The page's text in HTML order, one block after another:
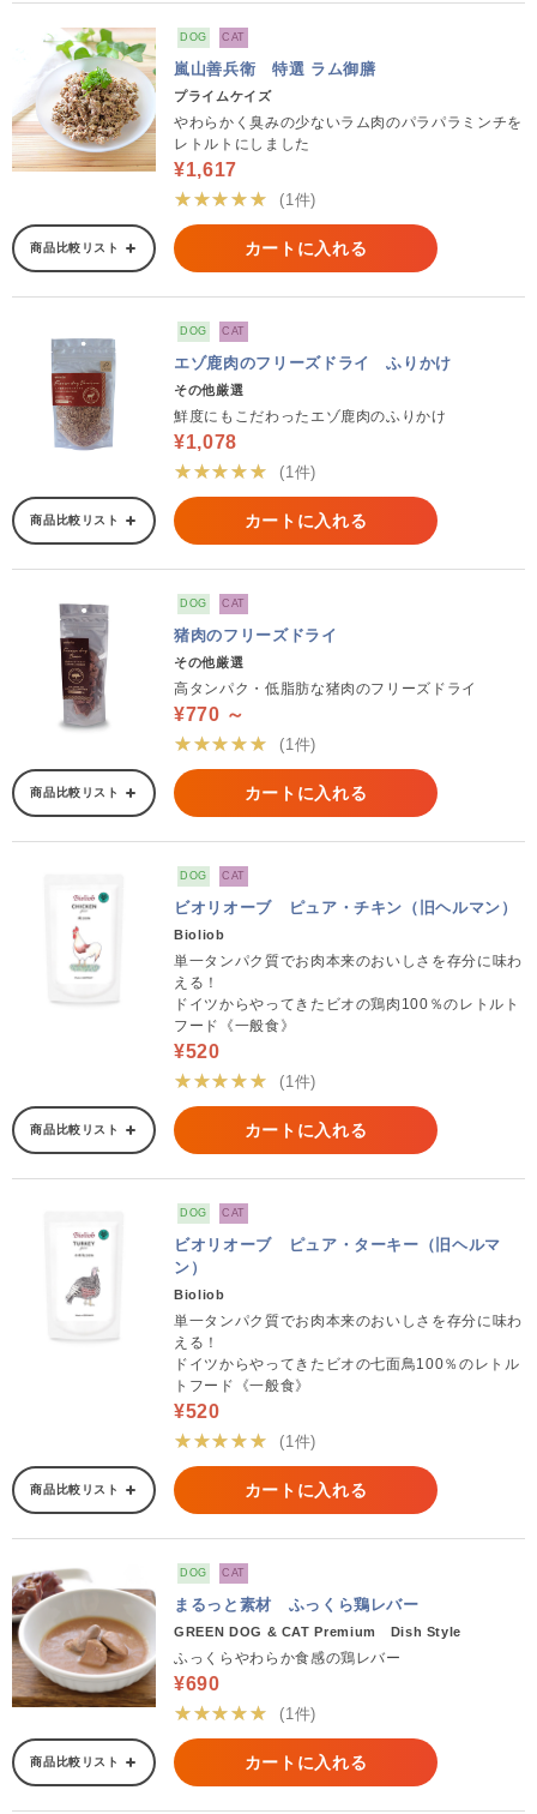
DOG CAT
嵐山善兵衛 特選 ラム御膳
プライムケイズ
やわらかく臭みの少ないラム肉のパラパラミンチを
レトルトにしました
¥1,617
★★★★★
(1件)
商品比較リスト カートに入れる
DOG CAT
エゾ鹿肉のフリーズドライ ふりかけ
その他厳選
鮮度にもこだわったエゾ鹿肉のふりかけ
¥1,078
★★★★★
(1件)
商品比較リスト カートに入れる
DOG CAT
猪肉のフリーズドライ
その他厳選
高タンパク・低脂肪な猪肉のフリーズドライ
¥770 ～
★★★★★
(1件)
商品比較リスト カートに入れる
DOG CAT
ビオリオーブ ピュア・チキン（旧ヘルマン）
Bioliob
単一タンパク質でお肉本来のおいしさを存分に味わ
える！
ドイツからやってきたビオの鶏肉100％のレトルト
フード《一般食》
¥520
★★★★★
(1件)
商品比較リスト カートに入れる
DOG CAT
ビオリオーブ ピュア・ターキー（旧ヘルマ
ン）
Bioliob
単一タンパク質でお肉本来のおいしさを存分に味わ
える！
ドイツからやってきたビオの七面鳥100％のレトル
トフード《一般食》
¥520
★★★★★
(1件)
商品比較リスト カートに入れる
DOG CAT
まるっと素材 ふっくら鶏レバー
GREEN DOG & CAT Premium Dish Style
ふっくらやわらか食感の鶏レバー
¥690
★★★★★
(1件)
商品比較リスト カートに入れる